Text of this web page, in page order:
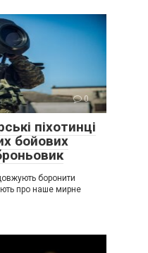
0
піхотинці
бойових
боронити
про наше мирне